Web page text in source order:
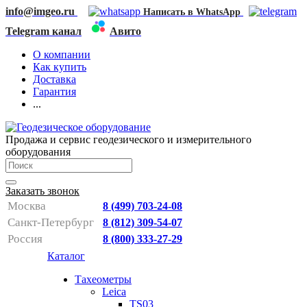
info@imgeo.ru Написать в WhatsApp
Telegram канал
Авито
О компании
Как купить
Доставка
Гарантия
...
Продажа и сервис геодезического и измерительного
оборудования
Заказать звонок
Москва 8 (499) 703-24-08
Санкт-Петербург 8 (812) 309-54-07
Россия 8 (800) 333-27-29
Каталог
Тахеометры
Leica
TS03